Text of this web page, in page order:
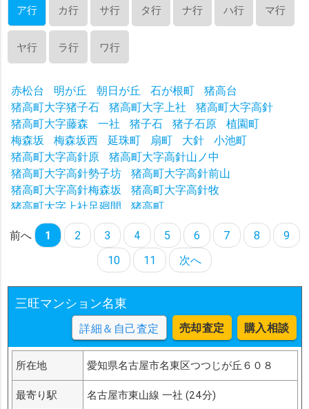
ア行 カ行 サ行 タ行 ナ行 ハ行 マ行
ヤ行 ラ行 ワ行
赤松台 明が丘 朝日が丘 石が根町
猪高台
猪高町大字猪子石
猪高町大字上社
猪高町大字高針
猪高町大字藤森
一社 猪子石 猪子石原
植園町
梅森坂
梅森坂西 延珠町 扇町 大針
小池町
猪高町大字高針原
猪高町大字高針山ノ中
猪高町大字高針勢子坊
猪高町大字高針前山
猪高町大字高針梅森坂
猪高町大字高針牧
猪高町大字上社足廻間
猪高町
前へ 1 2 3 4 5 6 7 8
9
10
11 次へ
三旺マンション名東
詳細＆自己査定 売却査定 購入相談
所在地 愛知県名古屋市名東区つつじが丘６０８
最寄り駅 名古屋市東山線 一社 (24分)